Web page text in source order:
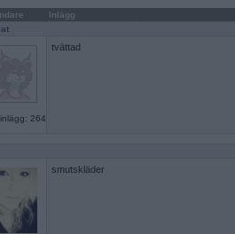
Inlägg
264
tvättad
smutskläder